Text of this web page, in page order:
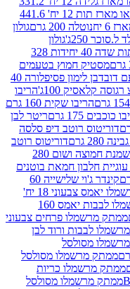
אוראו מארז תות 12 יח' 441.6
גרם
גולון
גולון
מסטיק חמוץ בטעם תות שדה 40 יחידות 328
בטעמים
מסטיק חמוץ בטעם דובדבן לימון פסיפלורה 40
הריבו
הריבו שקית 160 גרם
ריטר לבן
דיפ סלסה
דוריטוס רוטב
דוריטוס רוטב דיפ שמנת חמוצה ושום 280
חמאת בוטנים
קינדר ג'וי שלישייה 60
מארז מקלות מרשמלו יאמס צבעוני 18 יח'
מרשמלו לבבות יאמס 160
פרחים צבעוני
ורוד לבן
מסולסל
כריות
מסולסל